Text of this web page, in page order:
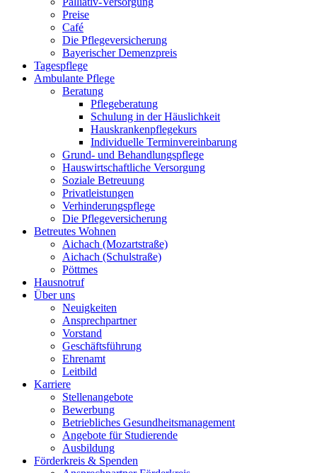
Preise
Café
Die Pflegeversicherung
Bayerischer Demenzpreis
Tagespflege
Ambulante Pflege
Beratung
Pflegeberatung
Schulung in der Häuslichkeit
Hauskrankenpflegekurs
Individuelle Terminvereinbarung
Grund- und Behandlungspflege
Hauswirtschaftliche Versorgung
Soziale Betreuung
Privatleistungen
Verhinderungspflege
Die Pflegeversicherung
Betreutes Wohnen
Aichach (Mozartstraße)
Aichach (Schulstraße)
Pöttmes
Hausnotruf
Über uns
Neuigkeiten
Ansprechpartner
Vorstand
Geschäftsführung
Ehrenamt
Leitbild
Karriere
Stellenangebote
Bewerbung
Betriebliches Gesundheitsmanagement
Angebote für Studierende
Ausbildung
Förderkreis & Spenden